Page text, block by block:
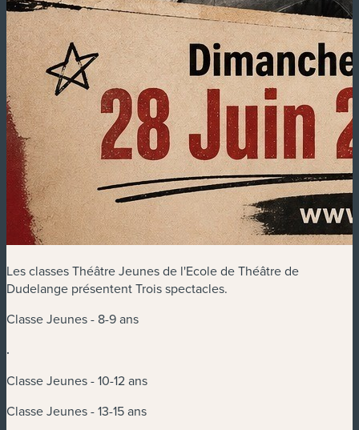
Les classes Théâtre Jeunes de l'Ecole de Théâtre de
Dudelange présentent Trois spectacles.
Classe Jeunes - 8-9 ans
.
Classe Jeunes - 10-12 ans
Classe Jeunes - 13-15 ans